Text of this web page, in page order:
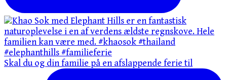
Skal du og din familie på en afslappende ferie til